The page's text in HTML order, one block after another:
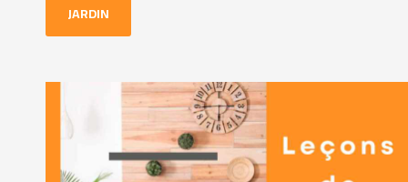
JARDIN